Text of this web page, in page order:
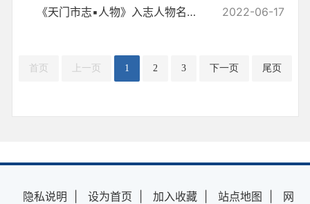
《天门市志▪人物》入志人物名单公示 2022-06-17
首页 上一页 1 2 3 下一页 尾页
隐私说明 设为首页 加入收藏 站点地图
网